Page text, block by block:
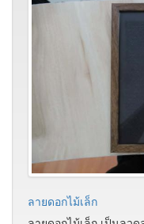
ลายดอกไม้เล็ก